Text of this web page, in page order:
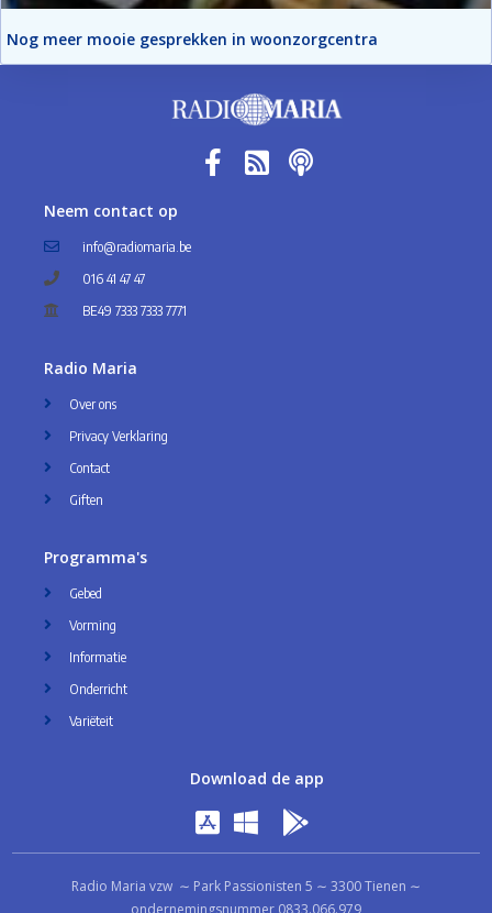
Nog meer mooie gesprekken in woonzorgcentra
Neem contact op
info@radiomaria.be
016 41 47 47
BE49 7333 7333 7771
Radio Maria
Over ons
Privacy Verklaring
Contact
Giften
Programma's
Gebed
Vorming
Informatie
Onderricht
Variëteit
Download de app
Radio Maria vzw ∼ Park Passionisten 5 ∼ 3300 Tienen ∼
ondernemingsnummer 0833.066.979